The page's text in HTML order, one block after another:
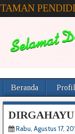
TAMAN
Beranda Profil
Rabu, Agustus 17,